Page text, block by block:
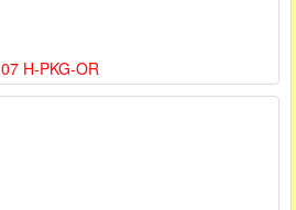
07 H-PKG-OR